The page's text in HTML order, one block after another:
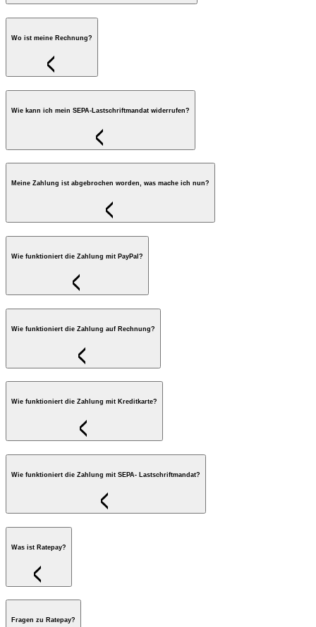
Wo ist meine Rechnung?
Wie kann ich mein SEPA-Lastschriftmandat widerrufen?
Meine Zahlung ist abgebrochen worden, was mache ich nun?
Wie funktioniert die Zahlung mit PayPal?
Wie funktioniert die Zahlung auf Rechnung?
Wie funktioniert die Zahlung mit Kreditkarte?
Wie funktioniert die Zahlung mit SEPA- Lastschriftmandat?
Was ist Ratepay?
Fragen zu Ratepay?